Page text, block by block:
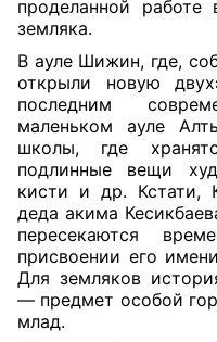
проделанной работе
земляка.
В ауле Шижин, где,
открыли новую
последним
маленьком ауле
школы, где
подлинные вещи
кисти и др. Кстати,
деда акима
пересекаются
присвоении его
Для земляков
— предмет особой
млад.